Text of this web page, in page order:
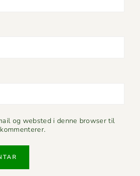
og websted i denne browser til